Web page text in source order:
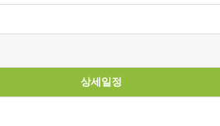
상세일정